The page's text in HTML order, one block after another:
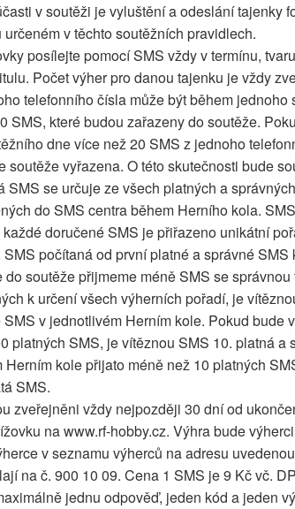
v soutěži je vyluštění a odeslání tajenky
v těchto soutěžních pravidlech.
posílejte pomocí SMS vždy v termínu,
Počet výher pro danou tajenku je vždy
telefonního čísla může být během
SMS, které budou zařazeny do soutěže.
dne více než 20 SMS z jednoho
soutěže vyřazena. O této skutečnosti bude
SMS se určuje ze všech platných a
do SMS centra během Herního kola.
doručené SMS je přiřazeno unikátní
počítaná od první platné a správné
do soutěže přijmeme méně SMS se
k určení všech výherních pořadí, je
v jednotlivém Herním kole. Pokud bude
platných SMS, je vítěznou SMS 10. platná
Herním kole přijato méně než 10 platných
SMS.
zveřejněni vždy nejpozději 30 dní od
na www.rf-hobby.cz. Výhra bude
v seznamu výherců na adresu
na č. 900 10 09. Cena 1 SMS je 9 Kč vč.
jednu odpověď, jeden kód a jeden